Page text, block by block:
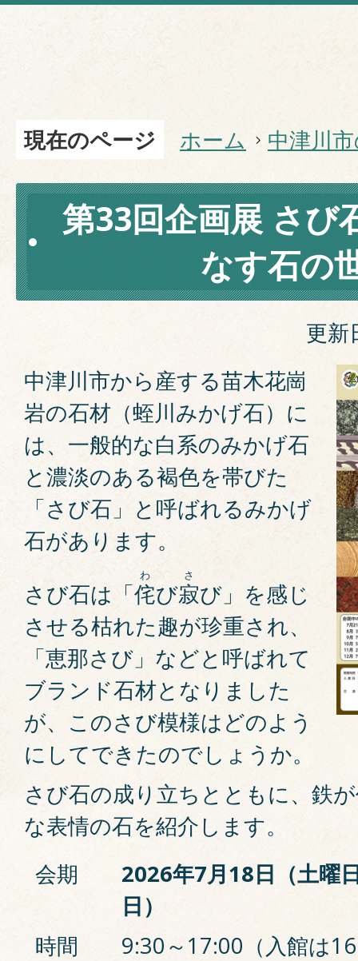
現在のページ ホーム 中津川
第33回企画展 さ
なす石の
更新
中津川市から産する苗木花崗
岩の石材（蛭川みかげ石）に
は、一般的な白系のみかげ石
と濃淡のある褐色を帯びた
「さび石」と呼ばれるみかげ
石があります。
さび石は「侘
わ
び寂
さ
び」を感じ
させる枯れた趣が珍重され、
「恵那さび」などと呼ばれて
ブランド石材となりました
が、このさび模様はどのよう
にしてできたのでしょうか。
さび石の成り立ちとともに、鉄
な表情の石を紹介します。
会期
2026年7月18日（土曜
日）
時間
9:30～17:00（入館は